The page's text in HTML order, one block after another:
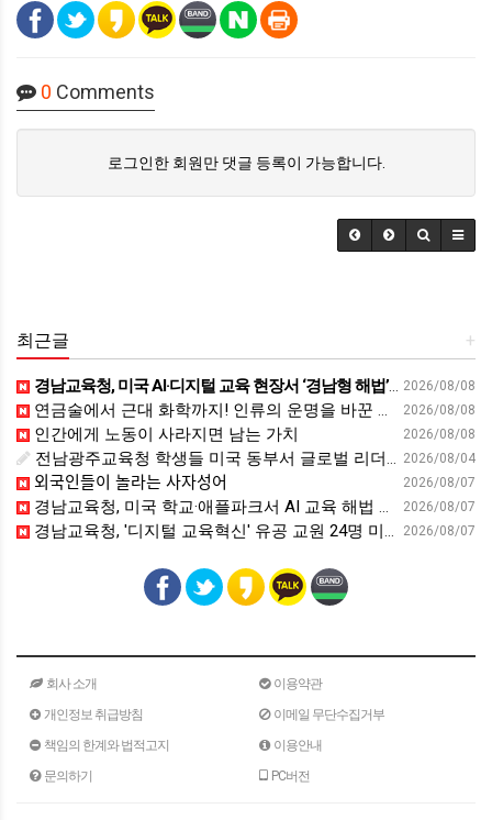
0 Comments
로그인한 회원만 댓글 등록이 가능합니다.
+
최근글
2026/08/08
경남교육청, 미국 AI·디지털 교육 현장서 ‘경남형 해법’ 찾는다 - 뉴스프리존
2026/08/08
연금술에서 근대 화학까지! 인류의 운명을 바꾼 위대한 발견 : 생각하는 청소년을 위한 과학 시리즈 2부(feat.박문호 박사)
2026/08/08
인간에게 노동이 사라지면 남는 가치
2026/08/04
전남광주교육청 학생들 미국 동부서 글로벌 리더십 체험 - 전남인터넷신문
2026/08/07
외국인들이 놀라는 사자성어
2026/08/07
경남교육청, 미국 학교·애플파크서 AI 교육 해법 찾는다 - 스트레이트뉴스
2026/08/07
경남교육청, '디지털 교육혁신' 유공 교원 24명 미국 연수 - 연합뉴스
회사 소개
이용약관
개인정보 취급방침
이메일 무단수집거부
책임의 한계와 법적고지
이용안내
문의하기
PC버전